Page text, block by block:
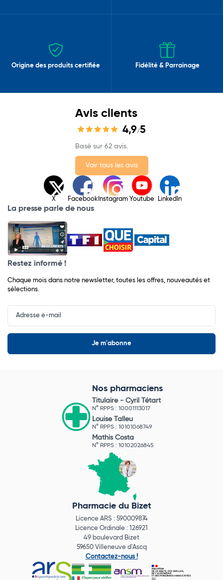
Origine des produits certifiée Fidélité & Parrainage
Avis clients
4,9/5
Basé sur 62 avis.
Voir tous les avis
X Facebook Instagram Youtube LinkedIn
La presse parle de nous
Restez informé !
Chaque mois dans notre newsletter, toutes les offres, nouveautés et
sélections.
Input
Newsletter
Nos pharmaciens
Titulaire - Cyril Tétart
N° RPPS : 10001113017
Louise Talleu
N° RPPS : 10101068749
Mathis Costa
N° RPPS : 10102026845
Pharmacie du Bizet
Licence ARS : 590009874
Licence Ordinale : 126921
49 boulevard Bizet
59650 Villeneuve d'Ascq
Contactez-nous !